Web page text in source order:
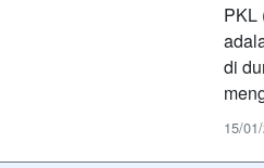
PKL
di
15/